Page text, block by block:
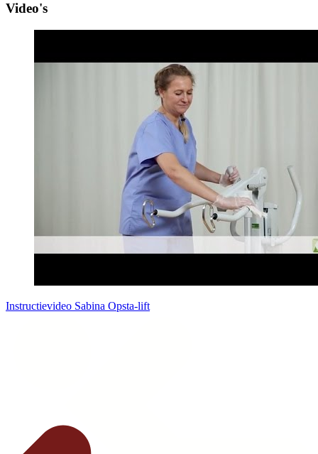
Video's
Instructievideo Sabina Opsta-lift